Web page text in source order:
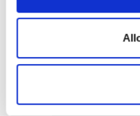
opérations de
d’inspection
Le rôle de